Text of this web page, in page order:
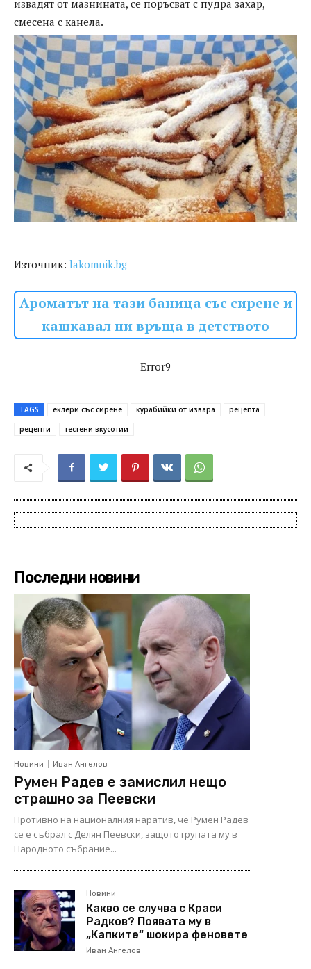
извадят от мазнината, се поръсват с пудра захар,
смесена с канела.
Източник: lakomnik.bg
Ароматът на тази баница със сирене и
кашкавал ни връща в детството
Error9
TAGS еклери със сирене курабийки от извара
рецепта
рецепти
тестени вкусотии
Последни новини
Новини Иван Ангелов
Румен Радев е замислил нещо
страшно за Пеевски
Противно на националния наратив, че Румен Радев
се е събрал с Делян Пеевски, защото групата му в
Народното събрание...
Новини
Какво се случва с Краси
Радков? Появата му в
„Капките“ шокира феновете
Иван Ангелов